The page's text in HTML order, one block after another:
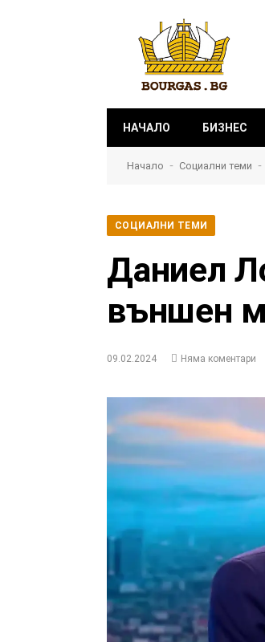
НАЧАЛО БИЗНЕС
Начало - Социални теми -
СОЦИАЛНИ ТЕМИ
Даниел
външен
09.02.2024 Няма коментари